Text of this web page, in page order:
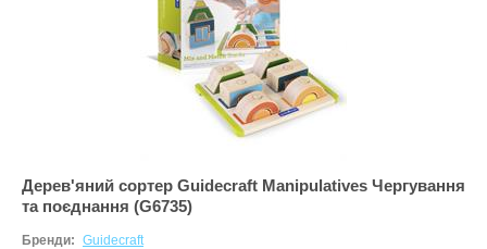
Дерев'яний сортер Guidecraft Manipulatives Чергування
та поєднання (G6735)
Бренди: Guidecraft